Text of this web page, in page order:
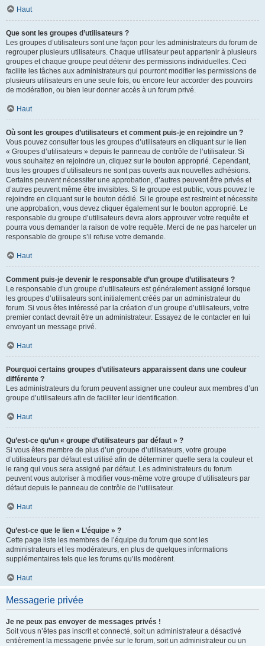
Haut
Que sont les groupes d’utilisateurs ?
Les groupes d’utilisateurs sont une façon pour les administrateurs du forum de
regrouper plusieurs utilisateurs. Chaque utilisateur peut appartenir à plusieurs
groupes et chaque groupe peut détenir des permissions individuelles. Ceci
facilite les tâches aux administrateurs qui pourront modifier les permissions de
plusieurs utilisateurs en une seule fois, ou encore leur accorder des pouvoirs
de modération, ou bien leur donner accès à un forum privé.
Haut
Où sont les groupes d’utilisateurs et comment puis-je en rejoindre un ?
Vous pouvez consulter tous les groupes d’utilisateurs en cliquant sur le lien
« Groupes d’utilisateurs » depuis le panneau de contrôle de l’utilisateur. Si
vous souhaitez en rejoindre un, cliquez sur le bouton approprié. Cependant,
tous les groupes d’utilisateurs ne sont pas ouverts aux nouvelles adhésions.
Certains peuvent nécessiter une approbation, d’autres peuvent être privés et
d’autres peuvent même être invisibles. Si le groupe est public, vous pouvez le
rejoindre en cliquant sur le bouton dédié. Si le groupe est restreint et nécessite
une approbation, vous devez cliquer également sur le bouton approprié. Le
responsable du groupe d’utilisateurs devra alors approuver votre requête et
pourra vous demander la raison de votre requête. Merci de ne pas harceler un
responsable de groupe s’il refuse votre demande.
Haut
Comment puis-je devenir le responsable d’un groupe d’utilisateurs ?
Le responsable d’un groupe d’utilisateurs est généralement assigné lorsque
les groupes d’utilisateurs sont initialement créés par un administrateur du
forum. Si vous êtes intéressé par la création d’un groupe d’utilisateurs, votre
premier contact devrait être un administrateur. Essayez de le contacter en lui
envoyant un message privé.
Haut
Pourquoi certains groupes d’utilisateurs apparaissent dans une couleur
différente ?
Les administrateurs du forum peuvent assigner une couleur aux membres d’un
groupe d’utilisateurs afin de faciliter leur identification.
Haut
Qu’est-ce qu’un « groupe d’utilisateurs par défaut » ?
Si vous êtes membre de plus d’un groupe d’utilisateurs, votre groupe
d’utilisateurs par défaut est utilisé afin de déterminer quelle sera la couleur et
le rang qui vous sera assigné par défaut. Les administrateurs du forum
peuvent vous autoriser à modifier vous-même votre groupe d’utilisateurs par
défaut depuis le panneau de contrôle de l’utilisateur.
Haut
Qu’est-ce que le lien « L’équipe » ?
Cette page liste les membres de l’équipe du forum que sont les
administrateurs et les modérateurs, en plus de quelques informations
supplémentaires tels que les forums qu’ils modèrent.
Haut
Messagerie privée
Je ne peux pas envoyer de messages privés !
Soit vous n’êtes pas inscrit et connecté, soit un administrateur a désactivé
entièrement la messagerie privée sur le forum, soit un administrateur ou un